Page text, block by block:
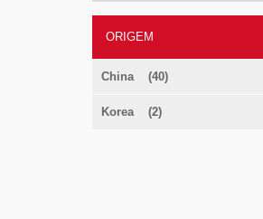
ORIGEM
China (40)
Korea (2)